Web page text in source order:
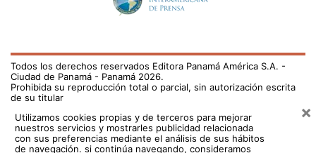
Todos los derechos reservados Editora Panamá América S.A. -
Ciudad de Panamá - Panamá 2026.
Prohibida su reproducción total o parcial, sin autorización escrita
de su titular
Utilizamos cookies propias y de terceros para mejorar
nuestros servicios y mostrarles publicidad relacionada
con sus preferencias mediante el análisis de sus hábitos
de navegación. si continúa navegando, consideramos
×